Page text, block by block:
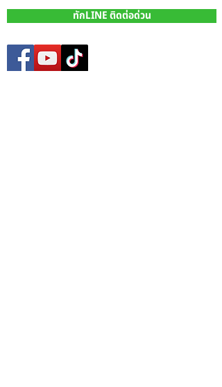
ทักLINE ติดต่อด่วน